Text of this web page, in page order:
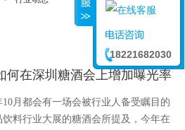
何在深圳糖酒会上增加曝光率
10月都会有一场会被行业人备受瞩目的
饮料行业大展的糖酒会所提及，今年在
18221682030
李震